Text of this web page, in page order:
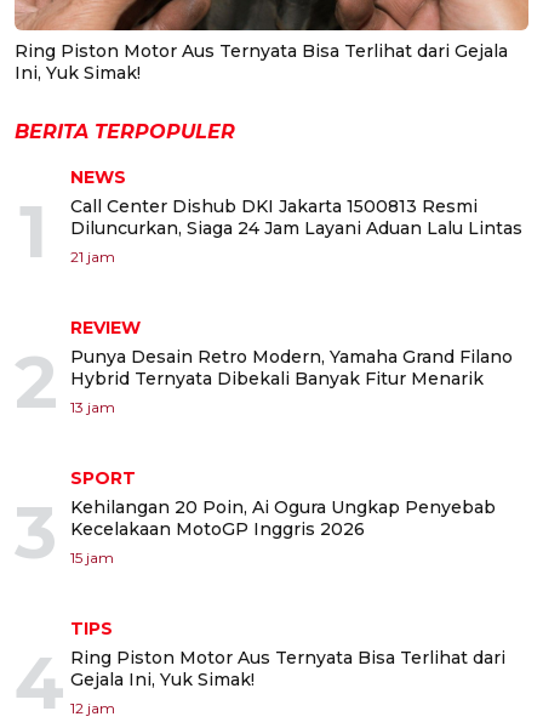
Ring Piston Motor Aus Ternyata Bisa Terlihat dari Gejala
Ini, Yuk Simak!
BERITA TERPOPULER
1
NEWS
Call Center Dishub DKI Jakarta 1500813 Resmi
Diluncurkan, Siaga 24 Jam Layani Aduan Lalu Lintas
21 jam
2
REVIEW
Punya Desain Retro Modern, Yamaha Grand Filano
Hybrid Ternyata Dibekali Banyak Fitur Menarik
13 jam
3
SPORT
Kehilangan 20 Poin, Ai Ogura Ungkap Penyebab
Kecelakaan MotoGP Inggris 2026
15 jam
4
TIPS
Ring Piston Motor Aus Ternyata Bisa Terlihat dari
Gejala Ini, Yuk Simak!
12 jam